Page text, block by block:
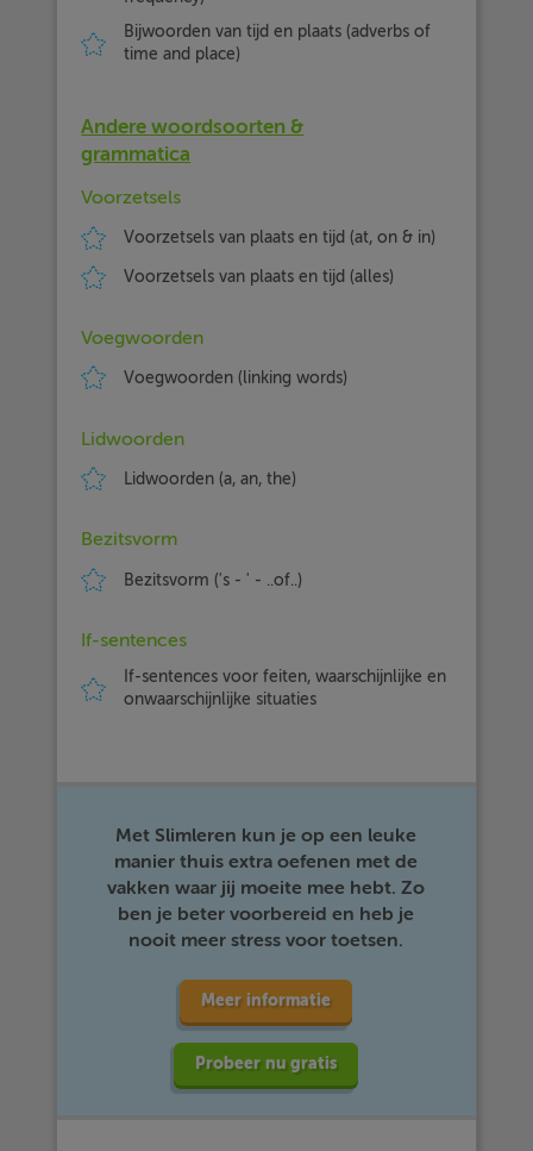
Bijwoorden van tijd en plaats (adverbs of
time and place)
Andere woordsoorten &
grammatica
Voorzetsels
Voorzetsels van plaats en tijd (at, on & in)
Voorzetsels van plaats en tijd (alles)
Voegwoorden
Voegwoorden (linking words)
Lidwoorden
Lidwoorden (a, an, the)
Bezitsvorm
Bezitsvorm ('s - ' - ..of..)
If-sentences
If-sentences voor feiten, waarschijnlijke en
onwaarschijnlijke situaties
Met Slimleren kun je op een leuke
manier thuis extra oefenen met de
vakken waar jij moeite mee hebt. Zo
ben je beter voorbereid en heb je
nooit meer stress voor toetsen.
Meer informatie
Probeer nu gratis